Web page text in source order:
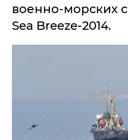
военно-морских
Sea Breeze-2014.